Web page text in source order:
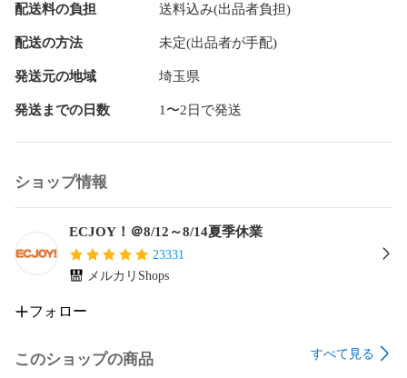
配送料の負担 送料込み(出品者負担)
配送の方法 未定(出品者が手配)
発送元の地域 埼玉県
発送までの日数 1〜2日で発送
ショップ情報
ECJOY！＠8/12～8/14夏季休業
23331
メルカリShops
フォロー
このショップの商品 すべて見る